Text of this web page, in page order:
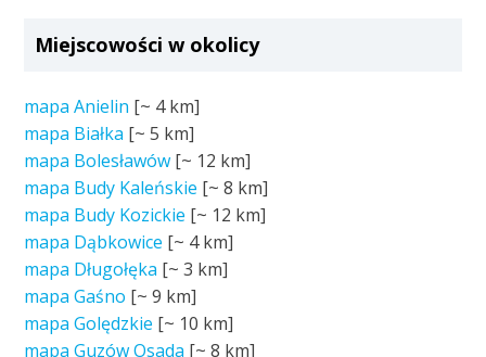
Miejscowości w okolicy
mapa Anielin [~ 4 km]
mapa Białka [~5 km]
mapa Bolesławów [~ 12 km]
mapa Budy Kaleńskie [~8 km]
mapa Budy Kozickie [~ 12 km]
mapa Dąbkowice [~ 4 km]
mapa Długołęka [~3 km]
mapa Gaśno [~9 km]
mapa Golędzkie [~ 10 km]
mapa Guzów Osada [~8 km]